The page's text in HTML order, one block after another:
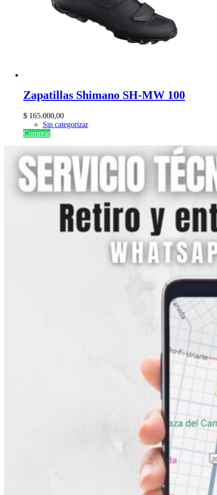
Zapatillas Shimano SH-MW 100
$ 165.000,00
Sin categorizar
Comprar